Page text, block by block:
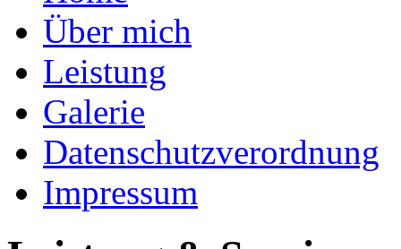
Über mich
Leistung
Galerie
Datenschutzverordnung
Impressum